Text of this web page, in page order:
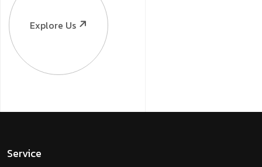
Explore Us
Service